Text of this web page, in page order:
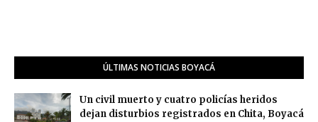
ÚLTIMAS NOTICIAS BOYACÁ
Un civil muerto y cuatro policías heridos
dejan disturbios registrados en Chita, Boyacá